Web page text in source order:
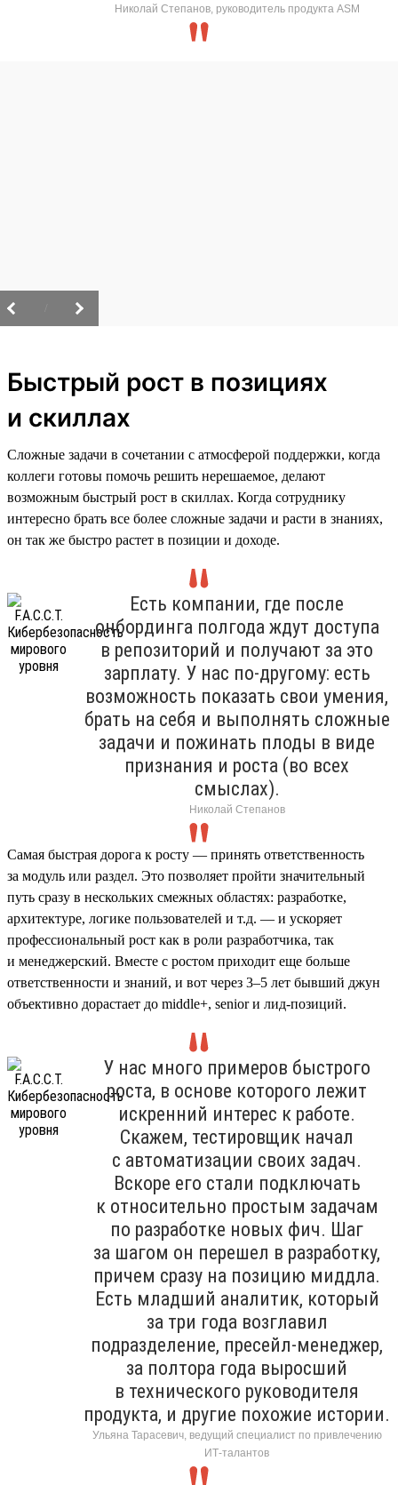
Николай Степанов, руководитель продукта ASM
Быстрый рост в позициях
и скиллах
Сложные задачи в сочетании с атмосферой поддержки, когда
коллеги готовы помочь решить нерешаемое, делают
возможным быстрый рост в скиллах. Когда сотруднику
интересно брать все более сложные задачи и расти в знаниях,
он так же быстро растет в позиции и доходе.
Есть компании, где после
онбординга полгода ждут доступа
в репозиторий и получают за это
зарплату. У нас по-другому: есть
возможность показать свои умения,
брать на себя и выполнять сложные
задачи и пожинать плоды в виде
признания и роста (во всех
смыслах).
Николай Степанов
Самая быстрая дорога к росту — принять ответственность
за модуль или раздел. Это позволяет пройти значительный
путь сразу в нескольких смежных областях: разработке,
архитектуре, логике пользователей и т.д. — и ускоряет
профессиональный рост как в роли разработчика, так
и менеджерский. Вместе с ростом приходит еще больше
ответственности и знаний, и вот через 3–5 лет бывший джун
объективно дорастает до middle+, senior и лид-позиций.
У нас много примеров быстрого
роста, в основе которого лежит
искренний интерес к работе.
Скажем, тестировщик начал
с автоматизации своих задач.
Вскоре его стали подключать
к относительно простым задачам
по разработке новых фич. Шаг
за шагом он перешел в разработку,
причем сразу на позицию миддла.
Есть младший аналитик, который
за три года возглавил
подразделение, пресейл-менеджер,
за полтора года выросший
в технического руководителя
продукта, и другие похожие истории.
Ульяна Тарасевич, ведущий специалист по привлечению
ИТ-талантов